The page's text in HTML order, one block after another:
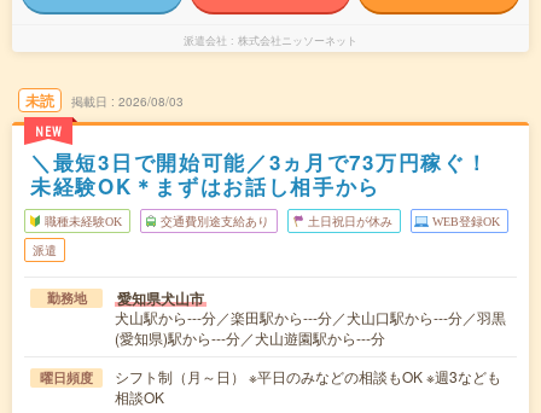
派遣会社 株式会社ニッソーネット
未読
NEW
掲載日 2026/08/03
＼最短3日で開始可能／3ヵ月で73万円稼ぐ！
未経験OK＊まずはお話し相手から
職種未経験OK 交通費別途支給あり 土日祝日が休み WEB登録OK
派遣
勤務地 愛知県犬山市
犬山駅から---分／楽田駅から---分／犬山口駅から---分／羽黒
(愛知県)駅から---分／犬山遊園駅から---分
曜日頻度
シフト制（月～日） ※平日のみなどの相談もOK ※週3なども
相談OK